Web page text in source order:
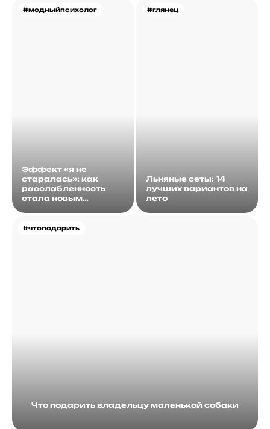
#модныйпсихолог
Эффект «я не
старалась»: как
расслабленность
стала новым
#чтоподарить
Что подарить владельцу маленькой собаки
#глянец
Льняные сеты: 14
лучших вариантов на
лето